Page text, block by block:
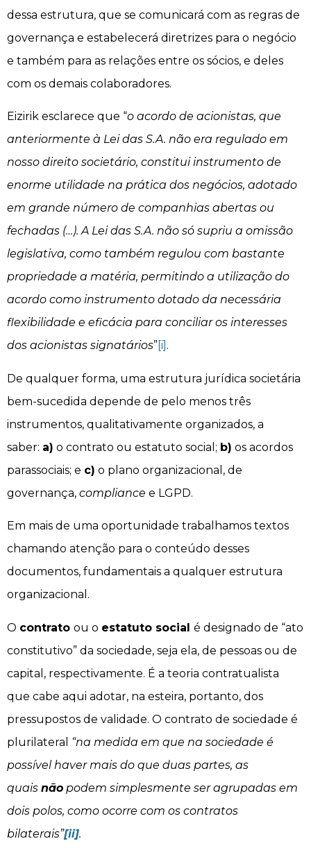
dessa estrutura, que se comunicará com as regras de
governança e estabelecerá diretrizes para o negócio
e também para as relações entre os sócios, e deles
com os demais colaboradores.
Eizirik esclarece que “o acordo de acionistas, que
anteriormente à Lei das S.A. não era regulado em
nosso direito societário, constitui instrumento de
enorme utilidade na prática dos negócios, adotado
em grande número de companhias abertas ou
fechadas (…). A Lei das S.A. não só supriu a omissão
legislativa, como também regulou com bastante
propriedade a matéria, permitindo a utilização do
acordo como instrumento dotado da necessária
flexibilidade e eficácia para conciliar os interesses
dos acionistas signatários” [i] .
De qualquer forma, uma estrutura jurídica societária
bem-sucedida depende de pelo menos três
instrumentos, qualitativamente organizados, a
saber: a) o contrato ou estatuto social; b) os acordos
parassociais; e c) o plano organizacional, de
governança, compliance e LGPD.
Em mais de uma oportunidade trabalhamos textos
chamando atenção para o conteúdo desses
documentos, fundamentais a qualquer estrutura
organizacional.
O contrato ou o estatuto social é designado de “ato
constitutivo” da sociedade, seja ela, de pessoas ou de
capital, respectivamente. É a teoria contratualista
que cabe aqui adotar, na esteira, portanto, dos
pressupostos de validade. O contrato de sociedade é
plurilateral “na medida em que na sociedade é
possível haver mais do que duas partes, as
quais não podem simplesmente ser agrupadas em
dois polos, como ocorre com os contratos
bilaterais”[ii].